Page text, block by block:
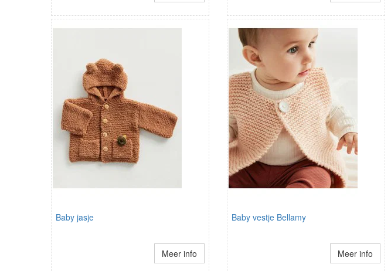
Baby jasje
Meer info
Baby vestje Bellamy
Meer info